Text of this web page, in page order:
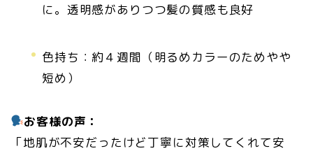
に。透明感がありつつ髪の質感も良好
色持ち：約４週間（明るめカラーのためやや
短め）
お客様の声：
「地肌が不安だったけど丁寧に対策してくれて安